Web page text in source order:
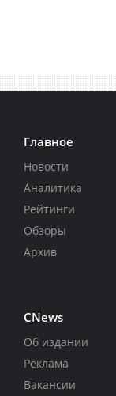
Главное
Новости
Аналитика
Рейтинги
Обзоры
Архив
CNews
Об издании
Реклама
Вакансии